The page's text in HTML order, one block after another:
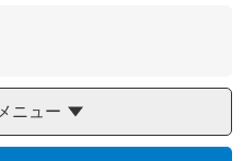
ニュー